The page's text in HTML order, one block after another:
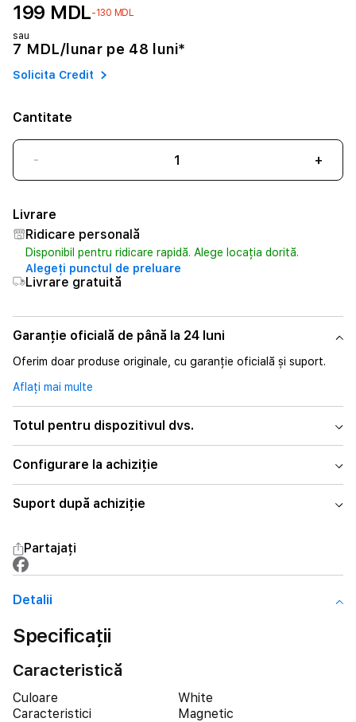
199 MDL-130 MDL
sau
7 MDL/lunar pe 48 luni*
Solicita Credit
Cantitate
- +
Livrare
Ridicare personală
Disponibil pentru ridicare rapidă. Alege locația dorită.
Alegeți punctul de preluare
Livrare gratuită
Garanție oficială de până la 24 luni
Oferim doar produse originale, cu garanție oficială și suport.
Aflați mai multe
Totul pentru dispozitivul dvs.
Configurare la achiziție
Suport după achiziție
Partajați
Detalii
Specificații
Caracteristică
Culoare
White
Caracteristici
Magnetic